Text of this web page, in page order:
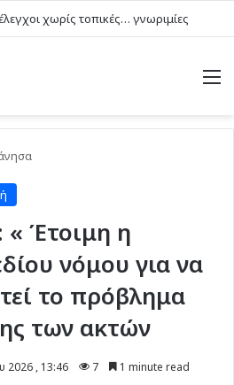
χωρίς τοπικές… γνωριμίες
Έτοιμη η
νόμου για να
το πρόβλημα
των ακτών
2026 , 13:46 7 1 minute read